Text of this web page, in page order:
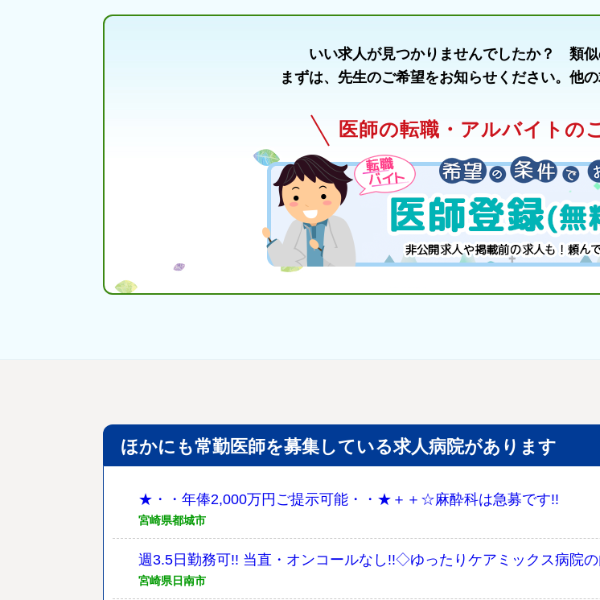
いい求人が見つかりませんでしたか？ 類似
まずは、先生のご希望をお知らせください。他
医師の転職・アルバイトの
ほかにも常勤医師を募集している求人病院があります
★・・年俸2,000万円ご提示可能・・★＋＋☆麻酔科は急募です!!
宮崎県都城市
週3.5日勤務可!! 当直・オンコールなし!!◇ゆったりケアミックス病院の
宮崎県日南市